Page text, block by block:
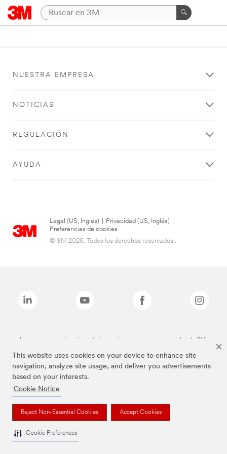
This website uses cookies on your device to enhance site
navigation, analyze site usage, and deliver you advertisements
based on your interests.
Cookie Notice
Reject Non-Essential Cookies Accept Cookies
Cookie Preferences
NUESTRA EMPRESA
NOTICIAS
REGULACIÓN
AYUDA
Legal (US, Inglés) Privacidad (US, Inglés)
Preferencias de cookies
© 3M 2026. Todos los derechos reservados..
Las marcas mencionadas anteriormente son marcas comerciales de 3M.